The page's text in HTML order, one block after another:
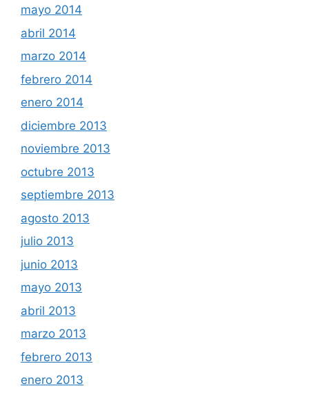
mayo 2014
abril 2014
marzo 2014
febrero 2014
enero 2014
diciembre 2013
noviembre 2013
octubre 2013
septiembre 2013
agosto 2013
julio 2013
junio 2013
mayo 2013
abril 2013
marzo 2013
febrero 2013
enero 2013